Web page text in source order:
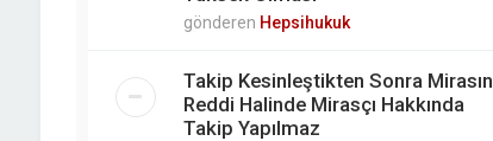
gönderen Hepsihukuk
Takip Kesinleştikten Sonra Mirasın
Reddi Halinde Mirasçı Hakkında
Takip Yapılmaz